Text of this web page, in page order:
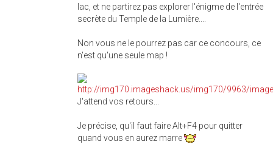
lac, et ne partirez pas explorer l'énigme de l'entrée
secrète du Temple de la Lumière....
Non vous ne le pourrez pas car ce concours, ce
n'est qu'une seule map !
J'attend vos retours...
Je précise, qu'il faut faire Alt+F4 pour quitter
quand vous en aurez marre